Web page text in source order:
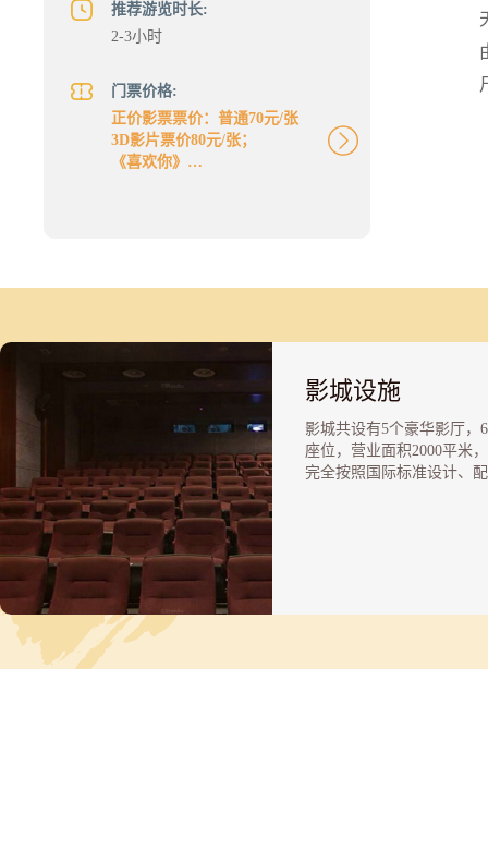
推荐游览时长:
2-3小时
门票价格:
正价影票票价：普通70元/张
3D影片票价80元/张；
《喜欢你》
影城设施
影城共设有5个豪华影厅，
座位，营业面积2000平米
完全按照国际标准设计、